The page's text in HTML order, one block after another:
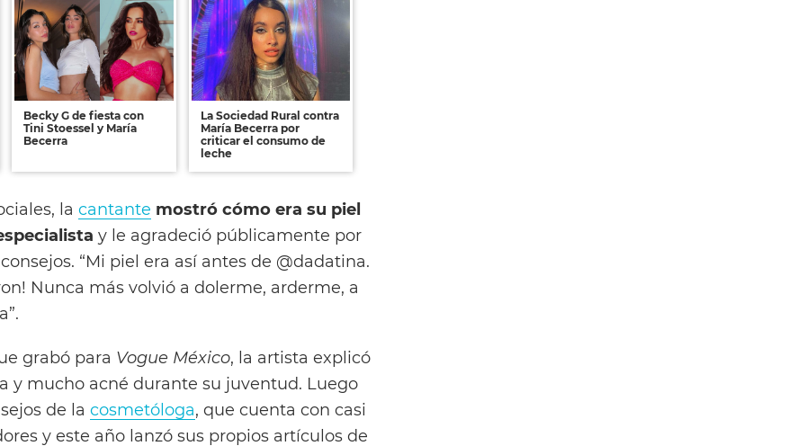
Becky G de fiesta con
Tini Stoessel y María
Becerra
La Sociedad Rural contra
María Becerra por
criticar el consumo de
leche
la cantante mostró cómo era su piel
y le agradeció públicamente por
“Mi piel era así antes de @dadatina.
Nunca más volvió a dolerme, arderme, a
grabó para Vogue México, la artista explicó
y mucho acné durante su juventud. Luego
de la cosmetóloga, que cuenta con casi
y este año lanzó sus propios artículos de